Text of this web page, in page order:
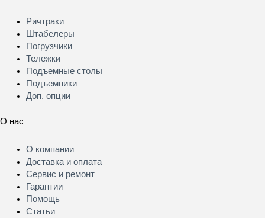
Меню
Ричтраки
Штабелеры
Погрузчики
Тележки
Подъемные столы
Подъемники
Доп. опции
О нас
Меню
О компании
Доставка и оплата
Сервис и ремонт
Гарантии
Помощь
Статьи